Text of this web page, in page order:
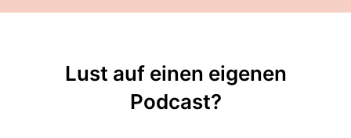
Lust auf einen eigenen
Podcast?